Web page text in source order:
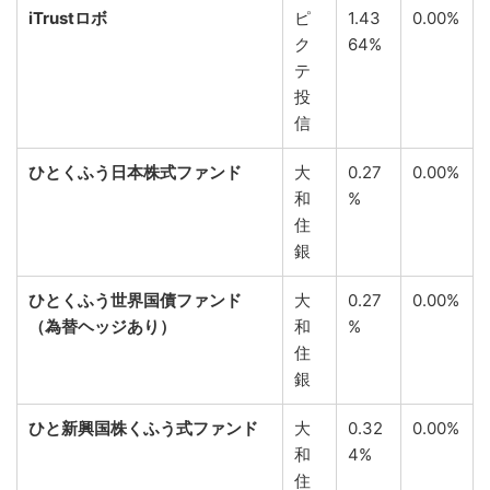
iTrustロボ
ピ
ク
テ
投
信
1.43
64%
0.00%
ひとくふう日本株式ファンド
大
和
住
銀
0.27
%
0.00%
ひとくふう世界国債ファンド
（為替ヘッジあり）
大
和
住
銀
0.27
%
0.00%
ひと新興国株くふう式ファンド
大
和
住
0.32
4%
0.00%